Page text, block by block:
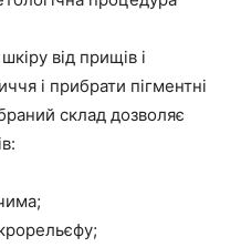
від прищів і
і прибрати пігментні
склад дозволяє